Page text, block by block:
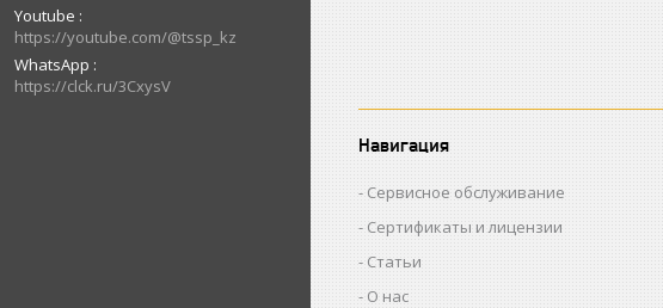
Youtube
https://youtube.com/@tssp_kz
WhatsApp
https://clck.ru/3CxysV
Навигация
Сервисное обслуживание
Сертификаты и лицензии
Статьи
О нас